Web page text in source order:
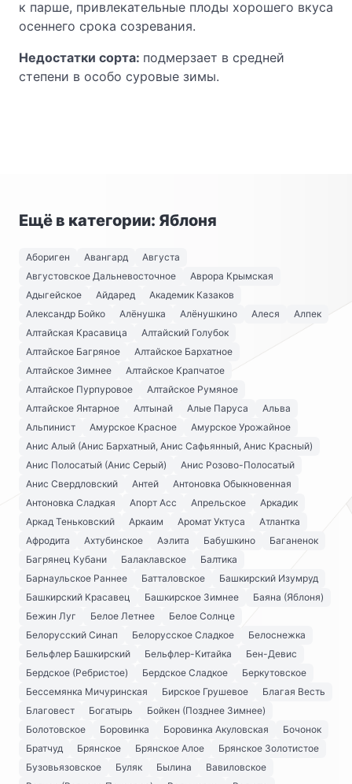
к парше, привлекательные плоды хорошего вкуса
осеннего срока созревания.
Недостатки сорта: подмерзает в средней
степени в особо суровые зимы.
Ещё в категории: Яблоня
Абориген Авангард
Августа
Августовское Дальневосточное
Аврора Крымская
Адыгейское
Айдаред
Академик Казаков
Александр Бойко
Алёнушка Алёнушкино Алеся
Алпек
Алтайская Красавица
Алтайский Голубок
Алтайское Багряное
Алтайское Бархатное
Алтайское Зимнее
Алтайское Крапчатое
Алтайское Пурпуровое
Алтайское Румяное
Алтайское Янтарное
Алтынай Алые Паруса
Альва
Альпинист
Амурское Красное
Амурское Урожайное
Анис Алый (Анис Бархатный, Анис Сафьянный, Анис Красный)
Анис Полосатый (Анис Серый)
Анис Розово-Полосатый
Анис Свердловский
Антей
Антоновка Обыкновенная
Антоновка Сладкая
Апорт Асс Апрельское
Аркадик
Аркад Теньковский
Аркаим Аромат Уктуса
Атлантка
Афродита
Ахтубинское Аэлита Бабушкино
Баганенок
Багрянец Кубани
Балаклавское
Балтика
Барнаульское Раннее
Батталовское
Башкирский Изумруд
Башкирский Красавец
Башкирское Зимнее
Баяна (Яблоня)
Бежин Луг
Белое Летнее
Белое Солнце
Белорусский Синап
Белорусское Сладкое
Белоснежка
Бельфлер Башкирский
Бельфлер-Китайка
Бен-Девис
Бердское (Ребристое)
Бердское Сладкое
Беркутовское
Бессемянка Мичуринская
Бирское Грушевое
Благая Весть
Благовест
Богатырь
Бойкен (Позднее Зимнее)
Болотовское
Боровинка Боровинка Акуловская
Бочонок
Братчуд
Брянское Брянское Алое
Брянское Золотистое
Бузовьязовское
Буляк Былина
Вавиловское